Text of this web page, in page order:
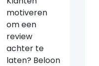
motiveren
om een
review
achter te
laten? Beloon